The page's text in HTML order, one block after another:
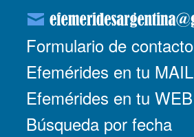
Formulario de contacto
Efemérides en tu MAIL
Efemérides en tu WEB
Búsqueda por fecha